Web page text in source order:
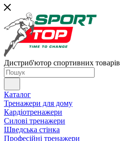
Дистриб'ютор спортивних товарів
Каталог
Тренажери для дому
Кардіотренажери
Силові тренажери
Шведська стінка
Професійні тренажери